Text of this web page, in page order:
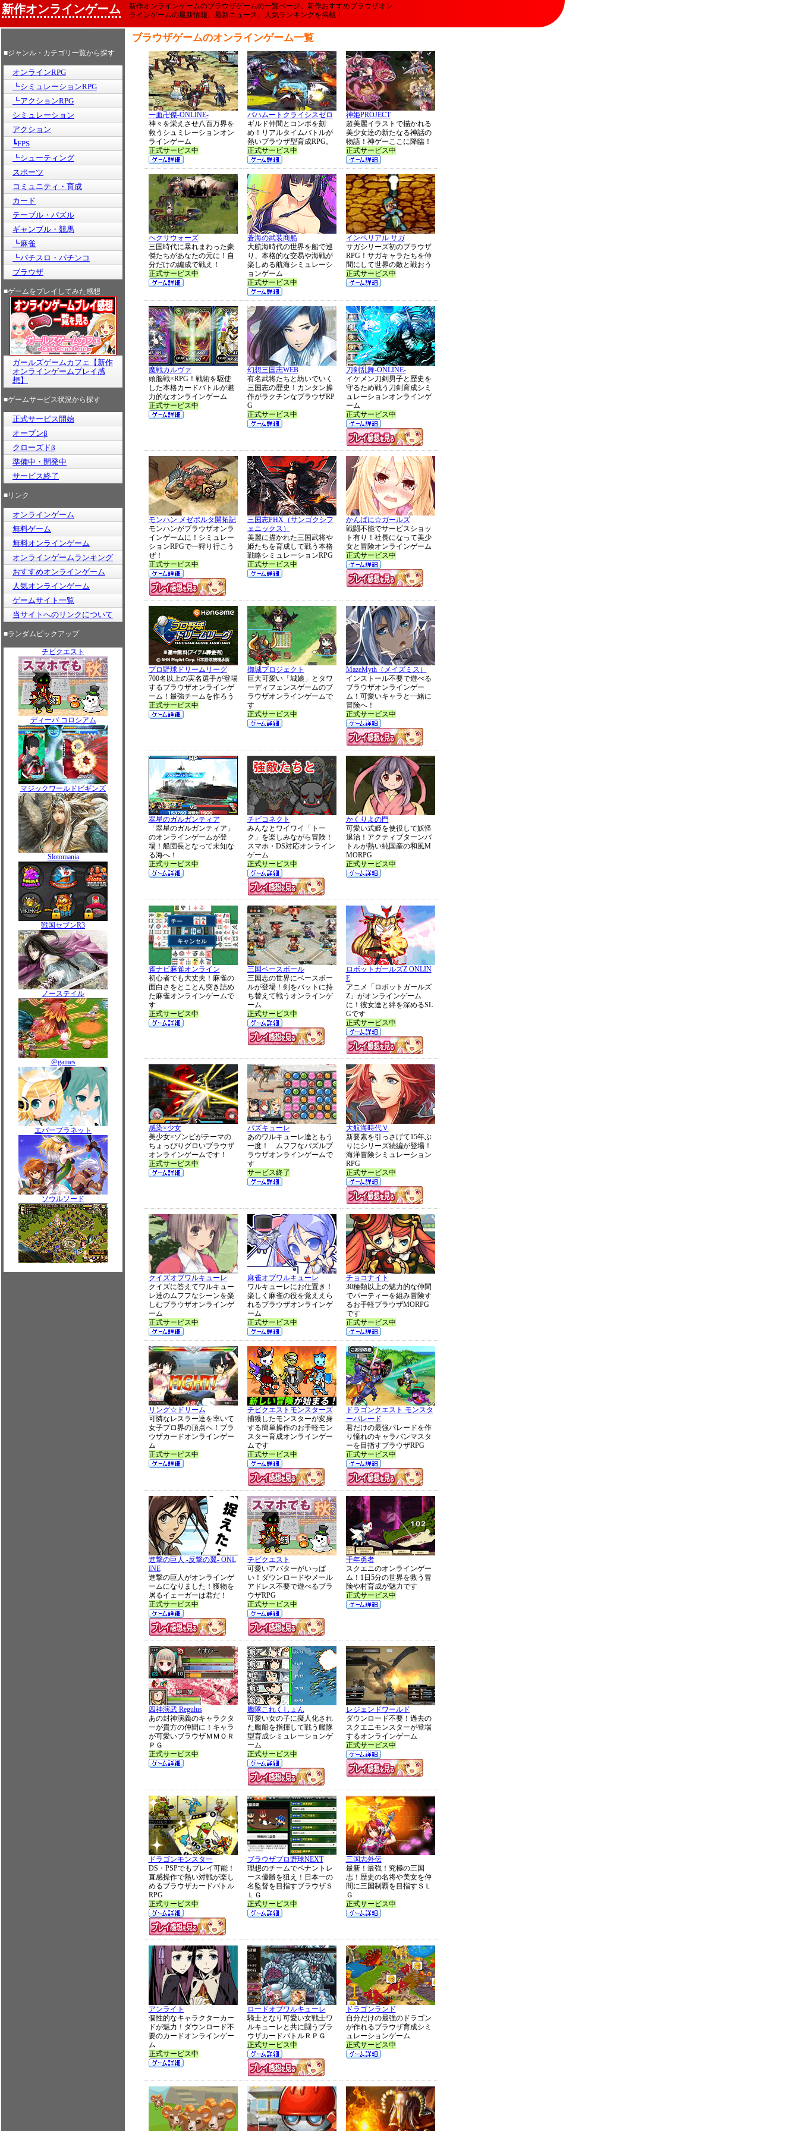
新作オンラインゲーム
新作オンラインゲームのブラウザゲームの一覧ページ。新作おすすめブラウザオン
ラインゲームの最新情報、最新ニュース、人気ランキングを掲載！
■ジャンル・カテゴリ一覧から探す
オンラインRPG
┗シミュレーションRPG
┗アクションRPG
シミュレーション
アクション
┗FPS
┗シューティング
スポーツ
コミュニティ・育成
カード
テーブル・パズル
ギャンブル・競馬
┗麻雀
┗パチスロ・パチンコ
ブラウザ
■ゲームをプレイしてみた感想
ガールズゲームカフェ【新作
オンラインゲームプレイ感
想】
■ゲームサービス状況から探す
正式サービス開始
オープンβ
クローズドβ
準備中・開発中
サービス終了
■リンク
オンラインゲーム
無料ゲーム
無料オンラインゲーム
オンラインゲームランキング
おすすめオンラインゲーム
人気オンラインゲーム
ゲームサイト一覧
当サイトへのリンクについて
■ランダムピックアップ
チビクエスト
ディーバ コロシアム
マジックワールドビギンズ
Slotomania
戦国セブンR3
ノーステイル
＠games
エバープラネット
ソウルソード
ブラウザゲームのオンラインゲーム一覧
一血卍傑-ONLINE-
神々を栄えさせ八百万界を
救うシュミレーションオン
ラインゲーム
正式サービス中
バハムートクライシスゼロ
ギルド仲間とコンボを刻
め！リアルタイムバトルが
熱いブラウザ型育成RPG。
正式サービス中
神姫PROJECT
超美麗イラストで描かれる
美少女達の新たなる神話の
物語！神ゲーここに降臨！
正式サービス中
ヘクサウォーズ
三国時代に暴れまわった豪
傑たちがあなたの元に！自
分だけの編成で戦え！
正式サービス中
蒼海の武装商船
大航海時代の世界を船で巡
り、本格的な交易や海戦が
楽しめる航海シミュレーシ
ョンゲーム
正式サービス中
インペリアル サガ
サガシリーズ初のブラウザ
RPG！サガキャラたちを仲
間にして世界の敵と戦おう
正式サービス中
魔戦カルヴァ
頭脳戦×RPG！戦術を駆使
した本格カードバトルが魅
力的なオンラインゲーム
正式サービス中
幻想三国志WEB
有名武将たちと紡いでいく
三国志の歴史！カンタン操
作がラクチンなブラウザRP
G
正式サービス中
刀剣乱舞-ONLINE-
イケメン刀剣男子と歴史を
守るため戦う刀剣育成シミ
ュレーションオンラインゲ
ーム
正式サービス中
モンハン メゼポルタ開拓記
モンハンがブラウザオンラ
インゲームに！シミュレー
ションRPGで一狩り行こう
ぜ！
正式サービス中
三国志PHX（サンゴクシフ
ェニックス）
美麗に描かれた三国武将や
姫たちを育成して戦う本格
戦略シミュレーションRPG
正式サービス中
かんぱに☆ガールズ
戦闘不能でサービスショッ
ト有り！社長になって美少
女と冒険オンラインゲーム
正式サービス中
プロ野球ドリームリーグ
700名以上の実名選手が登場
するブラウザオンラインゲ
ーム！最強チームを作ろう
正式サービス中
御城プロジェクト
巨大可愛い「城娘」とタワ
ーディフェンスゲームのブ
ラウザオンラインゲームで
す
正式サービス中
MazeMyth（メイズミス）
インストール不要で遊べる
ブラウザオンラインゲー
ム！可愛いキャラと一緒に
冒険へ！
正式サービス中
翠星のガルガンティア
「翠星のガルガンティア」
のオンラインゲームが登
場！船団長となって未知な
る海へ！
正式サービス中
チビコネクト
みんなとワイワイ「トー
ク」を楽しみながら冒険！
スマホ・DS対応オンライン
ゲーム
正式サービス中
かくりよの門
可愛い式姫を使役して妖怪
退治！アクティブターンバ
トルが熱い純国産の和風M
MORPG
正式サービス中
雀ナビ麻雀オンライン
初心者でも大丈夫！麻雀の
面白さをとことん突き詰め
た麻雀オンラインゲームで
す
正式サービス中
三国ベースボール
三国志の世界にベースボー
ルが登場！剣をバットに持
ち替えて戦うオンラインゲ
ーム
正式サービス中
ロボットガールズZ ONLIN
E
アニメ「ロボットガールズ
Z」がオンラインゲーム
に！彼女達と絆を深めるSL
Gです
正式サービス中
感染×少女
美少女×ゾンビがテーマの
ちょっぴりグロいブラウザ
オンラインゲームです！
正式サービス中
パズキューレ
あのワルキューレ達ともう
一度！ ムフフなパズルブ
ラウザオンラインゲームで
す
サービス終了
大航海時代Ｖ
新要素を引っさげて15年ぶ
りにシリーズ続編が登場！
海洋冒険シミュレーション
RPG
正式サービス中
クイズオブワルキューレ
クイズに答えてワルキュー
レ達のムフフなシーンを楽
しむブラウザオンラインゲ
ーム
正式サービス中
麻雀オブワルキューレ
ワルキューレにお仕置き！
楽しく麻雀の役を覚ええら
れるブラウザオンラインゲ
ーム
正式サービス中
チョコナイト
30種類以上の魅力的な仲間
でパーティーを組み冒険す
るお手軽ブラウザMORPG
です
正式サービス中
リング☆ドリーム
可憐なレスラー達を率いて
女子プロ界の頂点へ！ブラ
ウザカードオンラインゲー
ム
正式サービス中
チビクエストモンスターズ
捕獲したモンスターが変身
する簡単操作のお手軽モン
スター育成オンラインゲー
ムです
正式サービス中
ドラゴンクエスト モンスタ
ーパレード
君だけの最強パレードを作
り憧れのキャラバンマスタ
ーを目指すブラウザRPG
正式サービス中
進撃の巨人 -反撃の翼- ONL
INE
進撃の巨人がオンラインゲ
ームになりました！獲物を
屠るイェーガーは君だ！
正式サービス中
チビクエスト
可愛いアバターがいっぱ
い！ダウンロードやメール
アドレス不要で遊べるブラ
ウザRPG
正式サービス中
千年勇者
スクエニのオンラインゲー
ム！1日5分の世界を救う冒
険や村育成が魅力です
正式サービス中
四神演武 Regulus
あの封神演義のキャラクタ
ーが貴方の仲間に！キャラ
が可愛いブラウザＭＭＯＲ
ＰＧ
正式サービス中
艦隊これくしょん
可愛い女の子に擬人化され
た艦船を指揮して戦う艦隊
型育成シミュレーションゲ
ーム
正式サービス中
レジェンドワールド
ダウンロード不要！過去の
スクエニモンスターが登場
するオンラインゲーム
正式サービス中
ドラゴンモンスター
DS・PSPでもプレイ可能！
直感操作で熱い対戦が楽し
めるブラウザカードバトル
RPG
正式サービス中
ブラウザプロ野球NEXT
理想のチームでペナントレ
ース優勝を狙え！日本一の
名監督を目指すブラウザＳ
ＬＧ
正式サービス中
三国志外伝
最新！最強！究極の三国
志！歴史の名将や美女を仲
間に三国制覇を目指すＳＬ
Ｇ
正式サービス中
アンライト
個性的なキャラクターカー
ドが魅力！ダウンロード不
要のカードオンラインゲー
ム
正式サービス中
ロードオブワルキューレ
騎士となり可愛い女戦士ワ
ルキューレと共に闘うブラ
ウザカードバトルＲＰＧ
正式サービス中
ドラゴンランド
自分だけの最強のドラゴン
が作れるブラウザ育成シミ
ュレーションゲーム
正式サービス中